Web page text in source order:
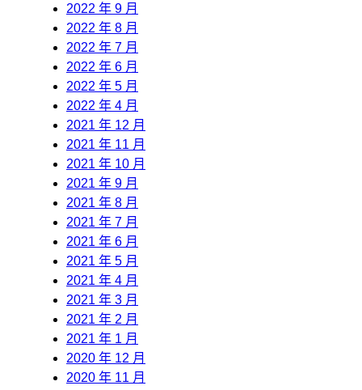
2022 年 9 月
2022 年 8 月
2022 年 7 月
2022 年 6 月
2022 年 5 月
2022 年 4 月
2021 年 12 月
2021 年 11 月
2021 年 10 月
2021 年 9 月
2021 年 8 月
2021 年 7 月
2021 年 6 月
2021 年 5 月
2021 年 4 月
2021 年 3 月
2021 年 2 月
2021 年 1 月
2020 年 12 月
2020 年 11 月